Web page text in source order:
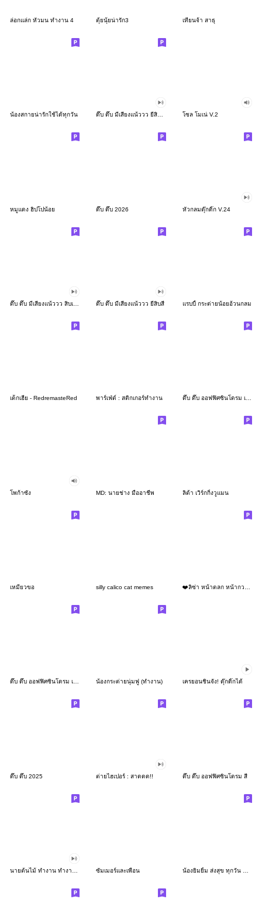
ล่อกแล่ก หัวมน ทำงาน 4 ตุ้ยนุ้ยน่ารัก3 เทียนจ้า สาธุ
น้องสกายน่ารักใช้ได้ทุกวัน ดึ๊บ ดึ๊บ มีเสียงแน้ววว ยี่สิบสอง โซล โมเน่ V.2
หมูแดง ฮิปโปน้อย ดึ๊บ ดึ๊บ 2026 หัวกลมดุ๊กดิ๊ก V.24
ดึ๊บ ดึ๊บ มีเสียงแน้ววว ยี่สิบสี่ แรบบี้ กระต่ายน้อยอ้วนกลม
เด็กเฮีย - RedremasteRed พาร์เฟ่ต์ : สติกเกอร์ทำงาน ดึ๊บ ดึ๊บ ออฟฟิศซินโดรม เจ็ด
โพก้าซัง MD: นายช่าง มืออาชีพ ลิต้า เวิร์กกิ้งวูแมน
เหมียวขอ silly calico cat memes
ดึ๊บ ดึ๊บ ออฟฟิศซินโดรม เก้า น้องกระต่ายนุ่มฟู (ทำงาน) เครยอนชินจัง! ดุ๊กดิ๊กได้
ดึ๊บ ดึ๊บ 2025 ต่ายไฮเปอร์ : สาดดด!! ดึ๊บ ดึ๊บ ออฟฟิศซินโดรม สี่
ซัมเมอร์และเพื่อน